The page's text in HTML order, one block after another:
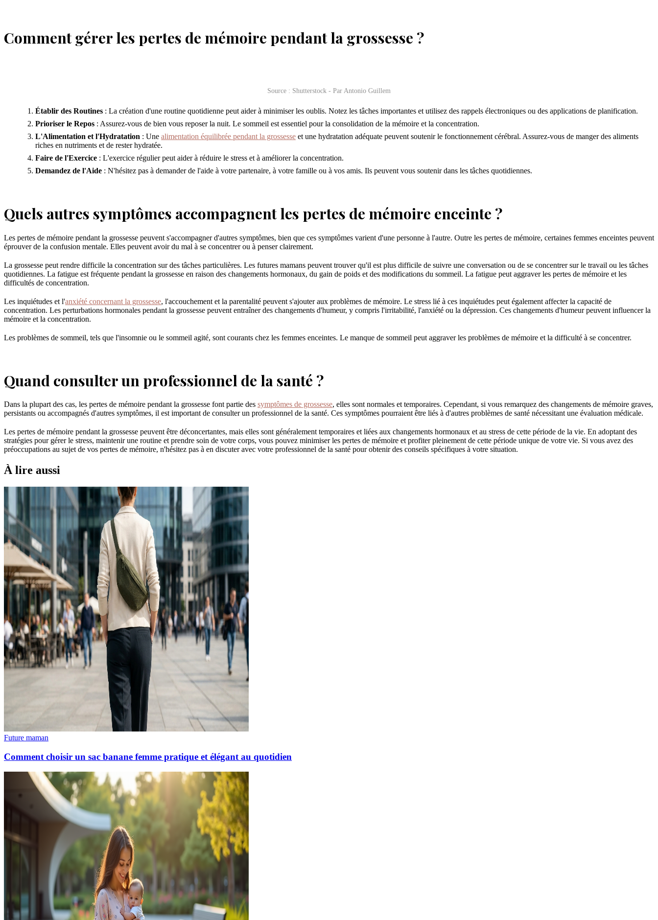
Comment gérer les pertes de mémoire pendant la grossesse ?
Source : Shutterstock - Par Antonio Guillem
Établir des Routines : La création d'une routine quotidienne peut aider à minimiser les oublis. Notez les tâches importantes et utilisez des rappels électroniques ou des applications de planification.
Prioriser le Repos : Assurez-vous de bien vous reposer la nuit. Le sommeil est essentiel pour la consolidation de la mémoire et la concentration.
L'Alimentation et l'Hydratation : Une alimentation équilibrée pendant la grossesse et une hydratation adéquate peuvent soutenir le fonctionnement cérébral. Assurez-vous de manger des aliments
riches en nutriments et de rester hydratée.
Faire de l'Exercice : L'exercice régulier peut aider à réduire le stress et à améliorer la concentration.
Demandez de l'Aide : N'hésitez pas à demander de l'aide à votre partenaire, à votre famille ou à vos amis. Ils peuvent vous soutenir dans les tâches quotidiennes.
Quels autres symptômes accompagnent les pertes de mémoire enceinte ?
Les pertes de mémoire pendant la grossesse peuvent s'accompagner d'autres symptômes, bien que ces symptômes varient d'une personne à l'autre. Outre les pertes de mémoire, certaines femmes enceintes peuvent
éprouver de la confusion mentale. Elles peuvent avoir du mal à se concentrer ou à penser clairement.
La grossesse peut rendre difficile la concentration sur des tâches particulières. Les futures mamans peuvent trouver qu'il est plus difficile de suivre une conversation ou de se concentrer sur le travail ou les tâches
quotidiennes. La fatigue est fréquente pendant la grossesse en raison des changements hormonaux, du gain de poids et des modifications du sommeil. La fatigue peut aggraver les pertes de mémoire et les
difficultés de concentration.
Les inquiétudes et l'anxiété concernant la grossesse, l'accouchement et la parentalité peuvent s'ajouter aux problèmes de mémoire. Le stress lié à ces inquiétudes peut également affecter la capacité de
concentration. Les perturbations hormonales pendant la grossesse peuvent entraîner des changements d'humeur, y compris l'irritabilité, l'anxiété ou la dépression. Ces changements d'humeur peuvent influencer la
mémoire et la concentration.
Les problèmes de sommeil, tels que l'insomnie ou le sommeil agité, sont courants chez les femmes enceintes. Le manque de sommeil peut aggraver les problèmes de mémoire et la difficulté à se concentrer.
Quand consulter un professionnel de la santé ?
Dans la plupart des cas, les pertes de mémoire pendant la grossesse font partie des symptômes de grossesse, elles sont normales et temporaires. Cependant, si vous remarquez des changements de mémoire graves,
persistants ou accompagnés d'autres symptômes, il est important de consulter un professionnel de la santé. Ces symptômes pourraient être liés à d'autres problèmes de santé nécessitant une évaluation médicale.
Les pertes de mémoire pendant la grossesse peuvent être déconcertantes, mais elles sont généralement temporaires et liées aux changements hormonaux et au stress de cette période de la vie. En adoptant des
stratégies pour gérer le stress, maintenir une routine et prendre soin de votre corps, vous pouvez minimiser les pertes de mémoire et profiter pleinement de cette période unique de votre vie. Si vous avez des
préoccupations au sujet de vos pertes de mémoire, n'hésitez pas à en discuter avec votre professionnel de la santé pour obtenir des conseils spécifiques à votre situation.
À lire aussi
Future maman
Comment choisir un sac banane femme pratique et élégant au quotidien